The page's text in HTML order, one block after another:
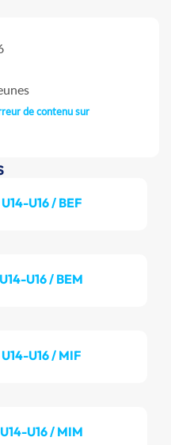
de contenu sur
U16 / BEF
U16 / BEM
U16 / MIF
U16 / MIM